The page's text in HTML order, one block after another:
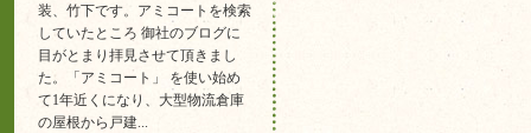
装、竹下です。アミコートを検索
していたところ 御社のブログに
目がとまり拝見させて頂きまし
た。「アミコート」 を使い始め
て1年近くになり、大型物流倉庫
の屋根から戸建...